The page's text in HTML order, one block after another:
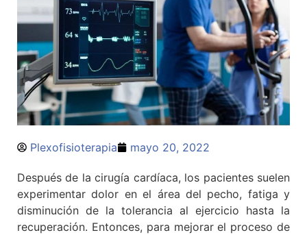
Plexofisioterapia mayo 20, 2022
Después de la cirugía cardíaca, los pacientes suelen
experimentar dolor en el área del pecho, fatiga y
disminución de la tolerancia al ejercicio hasta la
recuperación. Entonces, para mejorar el proceso de